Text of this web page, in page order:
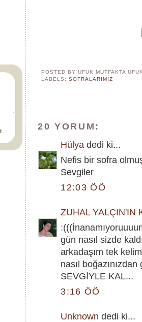
POSTED BY UFUK MUTFAKTA
LABELS:SOFRALARIMIZ
20 YORUM:
Hülya dedi ki...
Nefis bir sofra
Sevgiler
12:03 ÖÖ
ZUHAL YALÇIN'IN
gün nasıl sizde
arkadaşım tek
nasıl
SEVGİYLE KAL...
3:16 ÖÖ
Unknown dedi ki...